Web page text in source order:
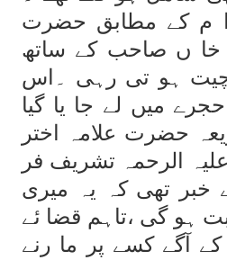
م کے مطابق حضرت
خا ں صاحب کے ساتھ
چیت ہو تی رہی ۔اس
میں لے جا یا گیا
حضرت علامہ اختر
الرحمہ تشریف فر
خبر تھی کہ یہ میری
ہو گی ،تاہم قضا ئے
آگے کسے پر ما رنے